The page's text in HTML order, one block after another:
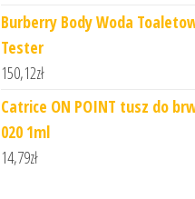
Burberry Body Woda
Tester
150,12zł
Catrice ON POINT tusz do
020 1ml
14,79zł